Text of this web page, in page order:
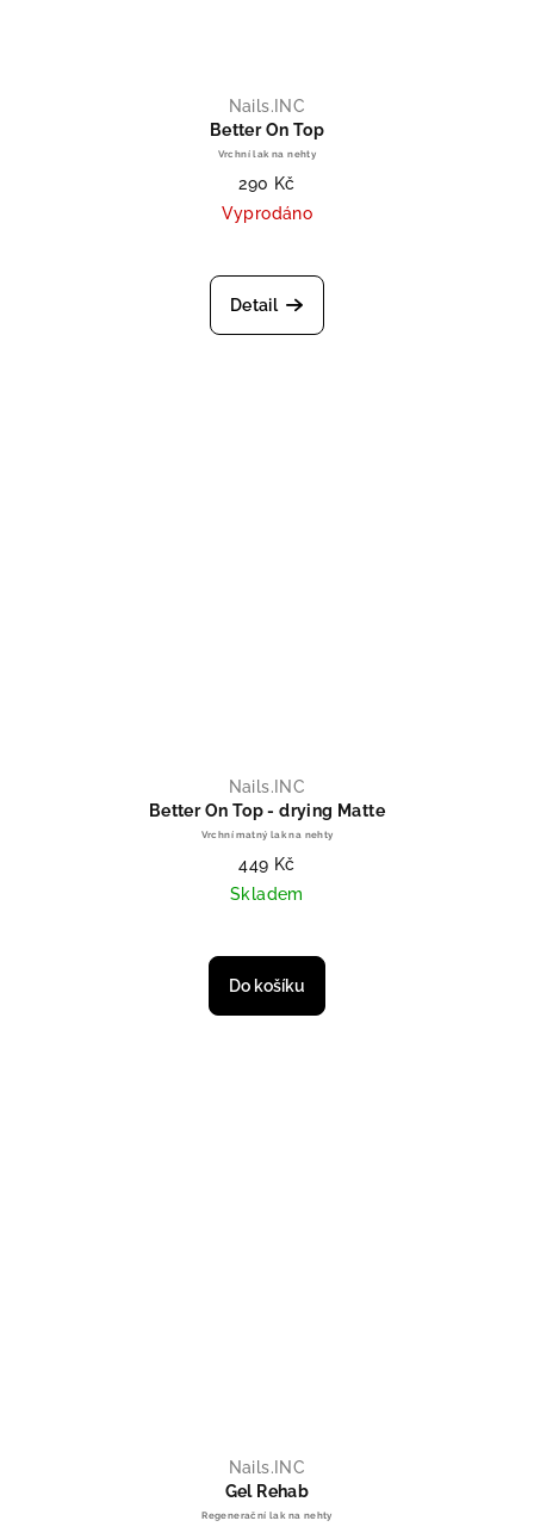
Nails.INC
Better On Top
Vrchní lak na nehty
290 Kč
Vyprodáno
Detail
Nails.INC
Better On Top - drying Matte
Vrchní matný lak na nehty
449 Kč
Skladem
Do košíku
Nails.INC
Gel Rehab
Regenerační lak na nehty